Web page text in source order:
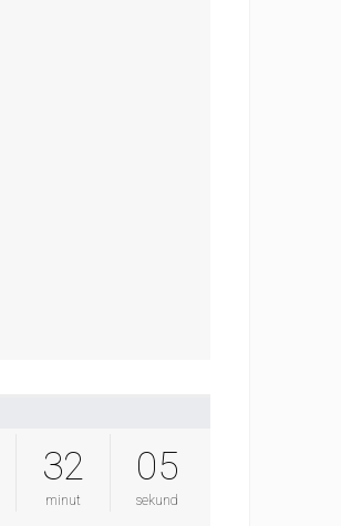
32
minut
04
sekund